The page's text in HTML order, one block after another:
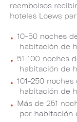
reembolsos
hoteles Loews
10-50 noches
habitación de
51-100 noches
habitación de
101-250
habitación de
Más de 251
por habitación